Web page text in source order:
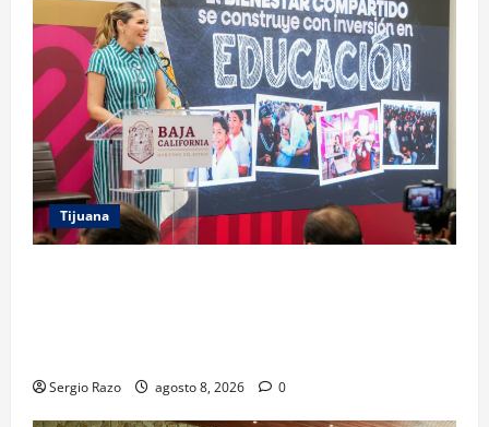
Tijuana
Sergio Razo agosto 8, 2026 0